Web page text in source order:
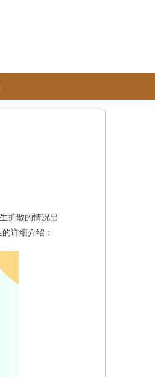
扩散的情况出
详细介绍：